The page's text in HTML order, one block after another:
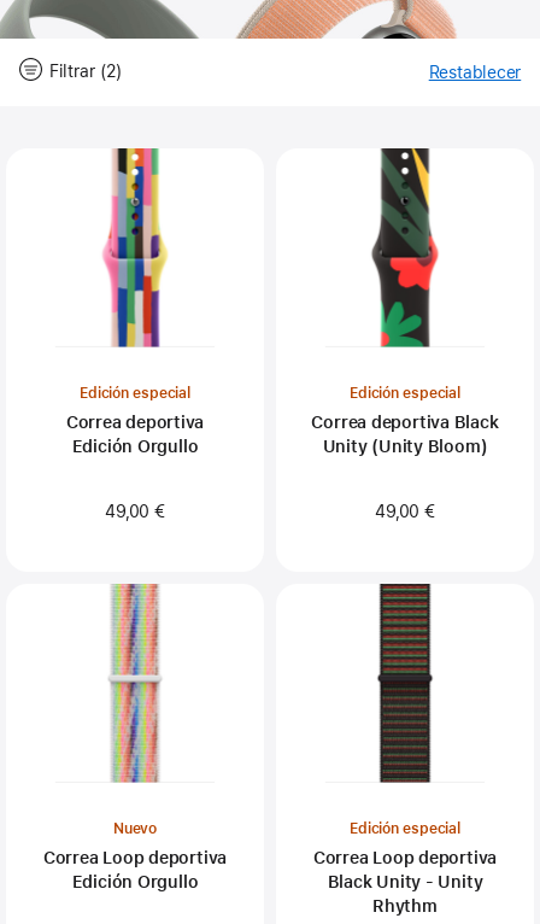
Filtrar (2) Restablecer
Edición especial
Correa deportiva
Edición Orgullo
49,00 €
Edición especial
Correa deportiva Black
Unity (Unity Bloom)
49,00 €
Nuevo
Correa Loop deportiva
Edición Orgullo
Edición especial
Correa Loop deportiva
Black Unity - Unity
Rhythm